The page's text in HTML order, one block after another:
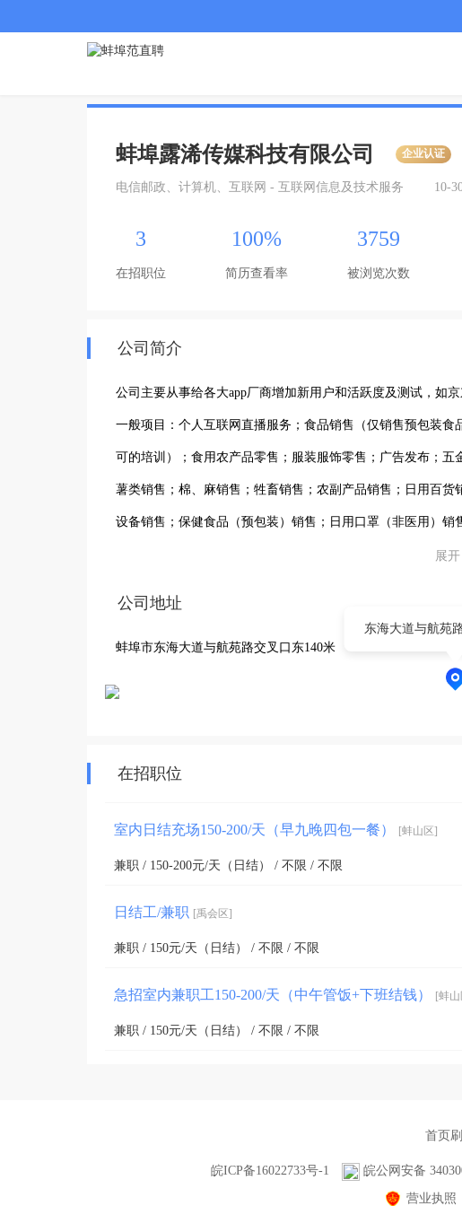
蚌埠露浠传媒科技有限公司 企业认证
电信邮政、计算机、互联网 - 互联网信息及技术服务 10-
3
在招职位
100%
简历查看率
3759
被浏览次数
公司简介
公司主要从事给各大app厂商增加新用户和活跃度及测试，如
一般项目：个人互联网直播服务；食品销售（仅销售预包装
可的培训）；食用农产品零售；服装服饰零售；广告发布；
薯类销售；棉、麻销售；牲畜销售；农副产品销售；日用百
设备销售；保健食品（预包装）销售；日用口罩（非医用）销
针纺织品销售；个人卫生用品销售；日用品销售；母婴用品
预包装食品，不含酒）（除许可业务外，可自主依法经营法
（依法须经批准的项目，经相关部门批准后方可开展经营活动
展开
公司地址
蚌埠市东海大道与航苑路交叉口东140米
东海大道与航苑
在招职位
室内日结充场150-200/天（早九晚四包一餐） [蚌山区]
兼职 / 150-200元/天（日结） / 不限 / 不限
日结工/兼职 [禹会区]
兼职 / 150元/天（日结） / 不限 / 不限
急招室内兼职工150-200/天（中午管饭+下班结钱） [蚌山
兼职 / 150元/天（日结） / 不限 / 不限
首页
皖ICP备16022733号-1 皖公网安备
营业执照